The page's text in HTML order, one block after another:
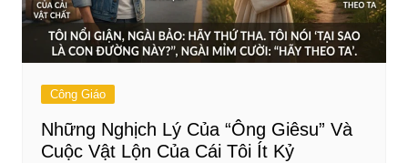
Công Giáo
Những Nghịch Lý Của “Ông Giêsu” Và
Cuộc Vật Lộn Của Cái Tôi Ít Kỷ